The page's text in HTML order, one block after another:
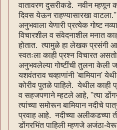
वातावरण दुसरीकडे. नवीन म्हणून
दिवस येऊन राहण्यासारखा
अनुभवाला येणारी प्रत्येक गोष्ट
विचारशील व संवेदनाशील मनात
होतात. त्यामुळे हा लेखक प्रसंगी
स्वतःला काही प्रश्न विचारत
अनुभवलेल्या गोष्टींची तुलना केली
यशवंतराव चव्हाणांनी 'बामियान'
कोरीव पुतळे पाहिले. येथील काही
व सहजपणाने म्हटले आहे, ''त्या
त्यांच्या समोरून बामियान नदीचे
प्रवाह आहे. नदीच्या अलीकडच्या
डोंगरभिंत पाहिली म्हणजे अजंठा-